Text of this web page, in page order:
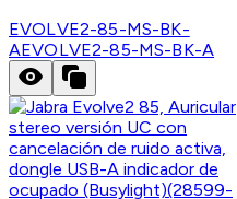
EVOLVE2-85-MS-BK-
AEVOLVE2-85-MS-BK-A